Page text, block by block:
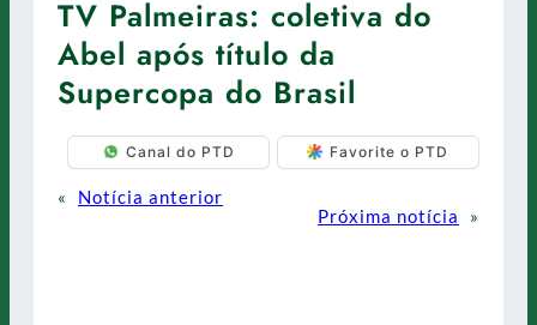
TV Palmeiras: coletiva do
Abel após título da
Supercopa do Brasil
Canal do PTD Favorite o PTD
«
Notícia anterior
Próxima notícia
»